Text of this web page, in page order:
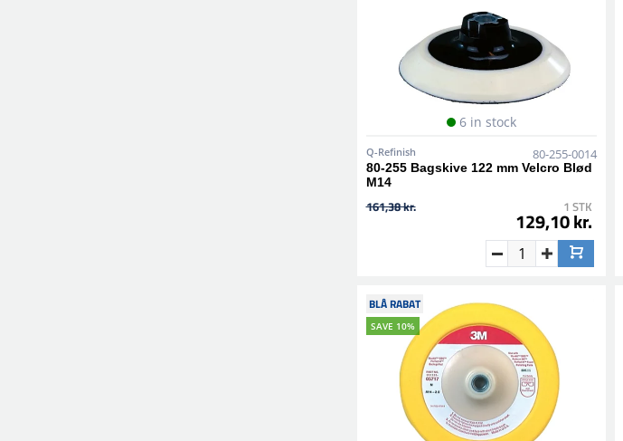
6 in stock
Q-Refinish 80-255-0014
80-255 Bagskive 122 mm Velcro Blød
M14
161,38 kr. 1 STK
129,10 kr.
BLÅ RABAT
SAVE 10%